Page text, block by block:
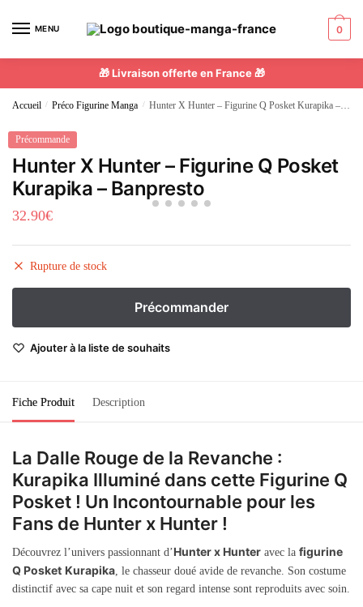
MENU 0
🎁 Livraison offerte en France 🎁
Accueil / Préco Figurine Manga / Hunter X Hunter – Figurine Q Posket Kurapika – Banpresto
Précommande
Hunter X Hunter – Figurine Q Posket
Kurapika – Banpresto
32.90€
Rupture de stock
Ajouter à la liste de souhaits
Fiche Produit Description
La Dalle Rouge de la Revanche :
Kurapika Illuminé dans cette Figurine Q
Posket ! Un Incontournable pour les
Fans de Hunter x Hunter !
Découvrez l’univers passionnant d’Hunter x Hunter avec la figurine
Q Posket Kurapika , le chasseur doué avide de revanche. Son costume
distinctif avec sa cape nuit et son regard intense sont reproduits avec soin.